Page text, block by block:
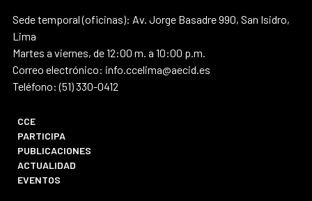
Sede temporal (oficinas): Av. Jorge Basadre 990, San Isidro,
Lima
Martes a viernes, de 12:00 m. a 10:00 p.m.
Correo electrónico: info.ccelima@aecid.es
Teléfono: (51) 330-0412
CCE
PARTICIPA
PUBLICACIONES
ACTUALIDAD
EVENTOS